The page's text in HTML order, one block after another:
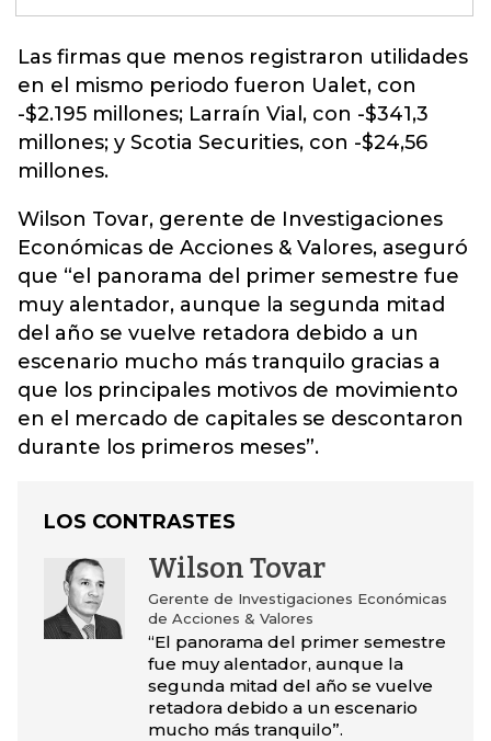
Las firmas que menos registraron utilidades
en el mismo periodo fueron Ualet, con
-$2.195 millones; Larraín Vial, con -$341,3
millones; y Scotia Securities, con -$24,56
millones.
Wilson Tovar, gerente de Investigaciones
Económicas de Acciones & Valores, aseguró
que “el panorama del primer semestre fue
muy alentador, aunque la segunda mitad
del año se vuelve retadora debido a un
escenario mucho más tranquilo gracias a
que los principales motivos de movimiento
en el mercado de capitales se descontaron
durante los primeros meses”.
LOS CONTRASTES
Wilson Tovar
Gerente de Investigaciones Económicas
de Acciones & Valores
“El panorama del primer semestre
fue muy alentador, aunque la
segunda mitad del año se vuelve
retadora debido a un escenario
mucho más tranquilo”.